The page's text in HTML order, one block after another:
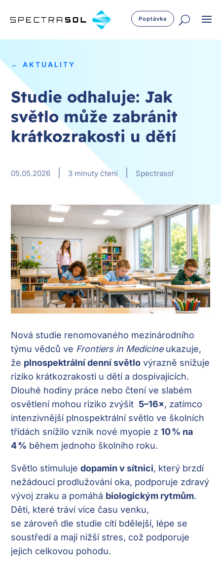
Poptávka
← AKTUALITY
Studie odhaluje: Jak
světlo může zabránit
krátkozrakosti u dětí
05.05.2026 3 minuty čtení Spectrasol
Nová studie renomovaného mezinárodního
týmu vědců ve Frontiers in Medicineukazuje,
že plnospektrální denní světlo výrazně snižuje
riziko krátkozrakosti u dětí a dospívajících.
Dlouhé hodiny práce nebo čtení ve slabém
osvětlení mohou riziko zvýšit 5–16×, zatímco
intenzivnější plnospektrální světlo ve školních
třídách snížilo vznik nové myopie z10% na
4% během jednoho školního roku.
Světlo stimulujedopamin v sítnici, který brzdí
nežádoucí prodlužování oka, podporuje zdravý
vývoj zraku a pomáhá biologickým rytmům.
Děti, které tráví více času venku,
se zároveň dle studie cítí bdělejší, lépe se
soustředí a mají nižší stres, což podporuje
jejich celkovou pohodu.